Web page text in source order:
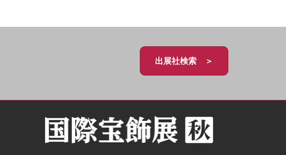
出展社検索 ＞